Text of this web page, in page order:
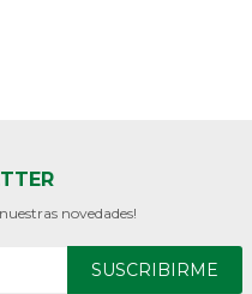
novedades!
SUSCRIBIRME